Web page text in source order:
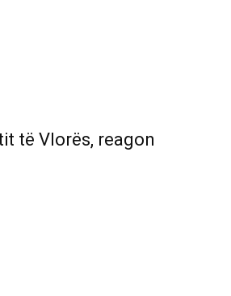
të Vlorës, reagon